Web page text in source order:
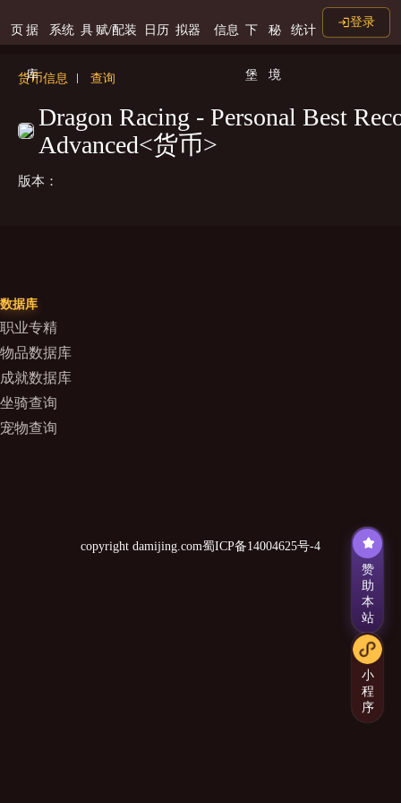
页 据
库
系统 具 赋/配装 日历 拟器 信息 下
堡
秘
境
统计
登录
货币信息 查询
Dragon Racing - Personal Best
Advanced<货币>
版本：
数据库
职业专精
物品数据库
成就数据库
坐骑查询
宠物查询
copyright damijing.com蜀ICP备14004625号-4
赞
助
本
站
小
程
序